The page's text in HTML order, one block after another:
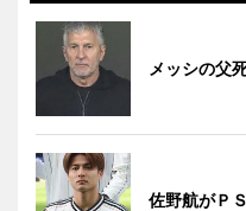
メッシの父
佐野航がＰ